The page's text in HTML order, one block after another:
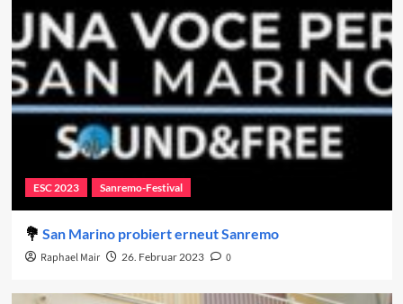
ESC 2023 Sanremo-Festival
San Marino probiert erneut Sanremo
Raphael Mair 26. Februar 2023 0